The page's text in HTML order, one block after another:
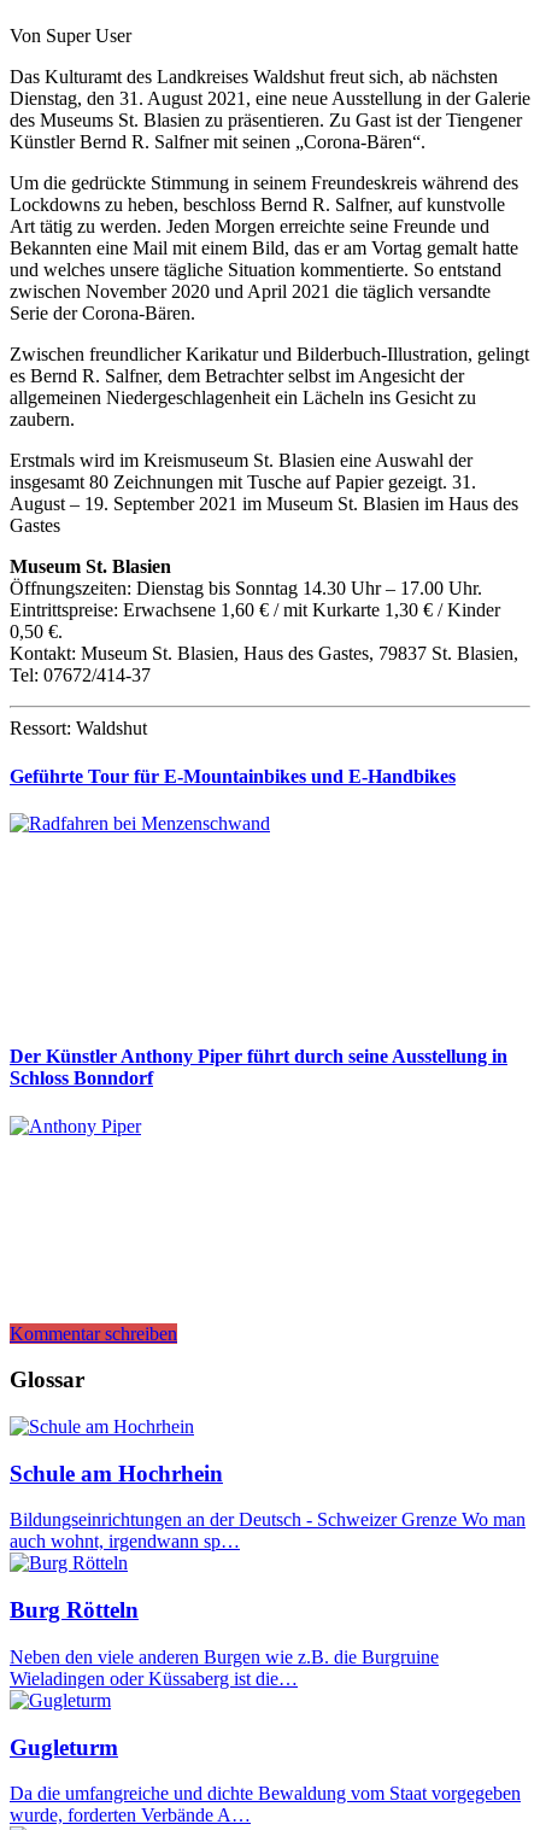
Von Super User
Das Kulturamt des Landkreises Waldshut freut sich, ab nächsten
Dienstag, den 31. August 2021, eine neue Ausstellung in der Galerie
des Museums St. Blasien zu präsentieren. Zu Gast ist der Tiengener
Künstler Bernd R. Salfner mit seinen „Corona-Bären“.
Um die gedrückte Stimmung in seinem Freundeskreis während des
Lockdowns zu heben, beschloss Bernd R. Salfner, auf kunstvolle
Art tätig zu werden. Jeden Morgen erreichte seine Freunde und
Bekannten eine Mail mit einem Bild, das er am Vortag gemalt hatte
und welches unsere tägliche Situation kommentierte. So entstand
zwischen November 2020 und April 2021 die täglich versandte
Serie der Corona-Bären.
Zwischen freundlicher Karikatur und Bilderbuch-Illustration, gelingt
es Bernd R. Salfner, dem Betrachter selbst im Angesicht der
allgemeinen Niedergeschlagenheit ein Lächeln ins Gesicht zu
zaubern.
Erstmals wird im Kreismuseum St. Blasien eine Auswahl der
insgesamt 80 Zeichnungen mit Tusche auf Papier gezeigt. 31.
August – 19. September 2021 im Museum St. Blasien im Haus des
Gastes
Museum St. Blasien
Öffnungszeiten: Dienstag bis Sonntag 14.30 Uhr – 17.00 Uhr.
Eintrittspreise: Erwachsene 1,60 € / mit Kurkarte 1,30 € / Kinder
0,50 €.
Kontakt: Museum St. Blasien, Haus des Gastes, 79837 St. Blasien,
Tel: 07672/414-37
Ressort: Waldshut
Geführte Tour für E-Mountainbikes und E-Handbikes
Der Künstler Anthony Piper führt durch seine Ausstellung in
Schloss Bonndorf
Kommentar schreiben
Glossar
Schule am Hochrhein
Bildungseinrichtungen an der Deutsch - Schweizer Grenze Wo man
auch wohnt, irgendwann sp…
Burg Rötteln
Neben den viele anderen Burgen wie z.B. die Burgruine
Wieladingen oder Küssaberg ist die…
Gugleturm
Da die umfangreiche und dichte Bewaldung vom Staat vorgegeben
wurde, forderten Verbände A…